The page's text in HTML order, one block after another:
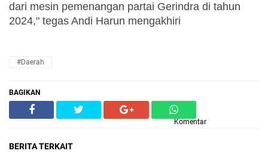
dari mesin pemenangan partai Gerindra di tahun
2024," tegas Andi Harun mengakhiri
#Daerah
BAGIKAN
Komentar
BERITA TERKAIT